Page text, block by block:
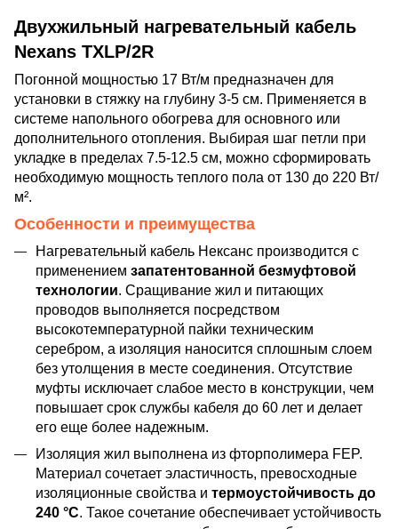
Двухжильный нагревательный кабель
Nexans TXLP/2R
Погонной мощностью 17 Вт/м предназначен для
установки в стяжку на глубину 3-5 см. Применяется в
системе напольного обогрева для основного или
дополнительного отопления. Выбирая шаг петли при
укладке в пределах 7.5-12.5 см, можно сформировать
необходимую мощность теплого пола от 130 до 220 Вт/
м².
Особенности и преимущества
Нагревательный кабель Нексанс производится с
применением запатентованной безмуфтовой
технологии. Сращивание жил и питающих
проводов выполняется посредством
высокотемпературной пайки техническим
серебром, а изоляция наносится сплошным слоем
без утолщения в месте соединения. Отсутствие
муфты исключает слабое место в конструкции, чем
повышает срок службы кабеля до 60 лет и делает
его еще более надежным.
Изоляция жил выполнена из фторполимера FEP.
Материал сочетает эластичность, превосходные
изоляционные свойства и термоустойчивость до
240 °C. Такое сочетание обеспечивает устойчивость